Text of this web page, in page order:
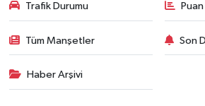
Trafik Durumu
Tüm Manşetler Son
Haber Arşivi